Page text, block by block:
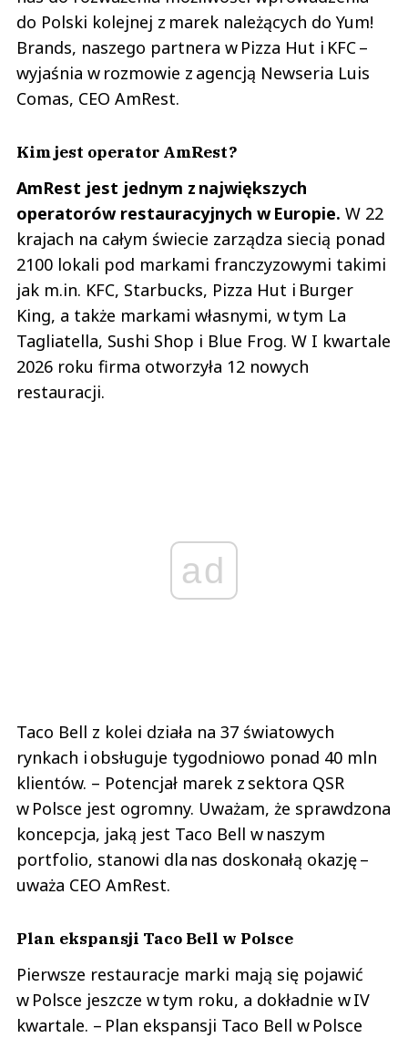
do Polski kolejnej z marek należących do Yum!
Brands, naszego partnera w Pizza Hut i KFC –
wyjaśnia w rozmowie z agencją Newseria Luis
Comas, CEO AmRest.
Kim jest operator AmRest?
AmRest jest jednym z największych
operatorów restauracyjnych w Europie. W 22
krajach na całym świecie zarządza siecią ponad
2100 lokali pod markami franczyzowymi takimi
jak m.in. KFC, Starbucks, Pizza Hut i Burger
King, a także markami własnymi, w tym La
Tagliatella, Sushi Shop i Blue Frog. W I kwartale
2026 roku firma otworzyła 12 nowych
restauracji.
ad
Taco Bell z kolei działa na 37 światowych
rynkach i obsługuje tygodniowo ponad 40 mln
klientów. – Potencjał marek z sektora QSR
w Polsce jest ogromny. Uważam, że sprawdzona
koncepcja, jaką jest Taco Bell w naszym
portfolio, stanowi dla nas doskonałą okazję –
uważa CEO AmRest.
Plan ekspansji Taco Bell w Polsce
Pierwsze restauracje marki mają się pojawić
w Polsce jeszcze w tym roku, a dokładnie w IV
kwartale. – Plan ekspansji Taco Bell w Polsce